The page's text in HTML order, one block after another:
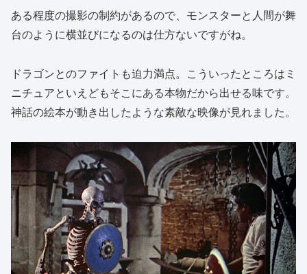
ある程度の撮影の制約があるので、モンスターと人間が舞
台のように横並びになるのは仕方ないですがね。
ドラゴンとのファイトも迫力満点。こういったところはミ
ニチュアといえどもそこにある本物だから出せる味です。
神話の絵本が動き出したような素敵な映像が見れました。